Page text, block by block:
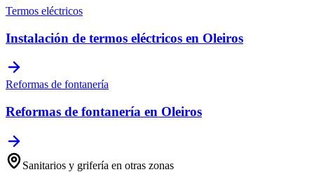
Termos eléctricos
Instalación de termos eléctricos en Oleiros
Reformas de fontanería
Reformas de fontanería en Oleiros
Sanitarios y grifería en otras zonas